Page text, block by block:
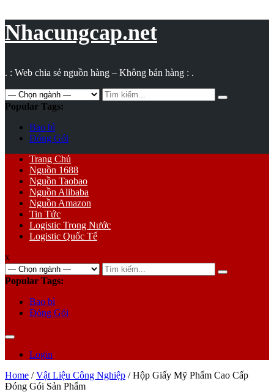
Nhacungcap.net
. : Web chia sẻ nguồn hàng – Không bán hàng : .
Search
for:
Popular Tags:
Bao bì
Đóng Gói
Primary
Menu
Trang Chủ
Nguồn 1688
Nguồn Taobao
Nguồn Alibaba
Nguồn Amazon
Tin Tức
Logistic Trong Nước
Logistic Quốc Tế
x
Search
for:
Popular Tags:
Bao bì
Đóng Gói
Login
Home /Vật Liệu Công Nghiệp / Hộp Giấy Mỹ Phẩm Cao Cấp
Đóng Gói Sản Phẩm